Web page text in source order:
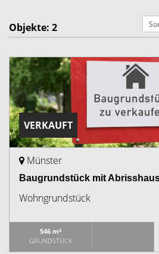
Objekte: 2
VERKAUFT
Münster
Baugrundstück mit
Wohngrundstück
546 m²
GRUNDSTÜCK